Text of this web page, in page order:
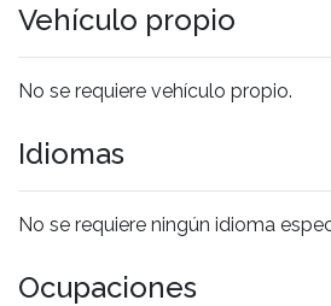
Vehículo propio
No se requiere vehículo propio.
Idiomas
No se requiere ningún idioma
Ocupaciones